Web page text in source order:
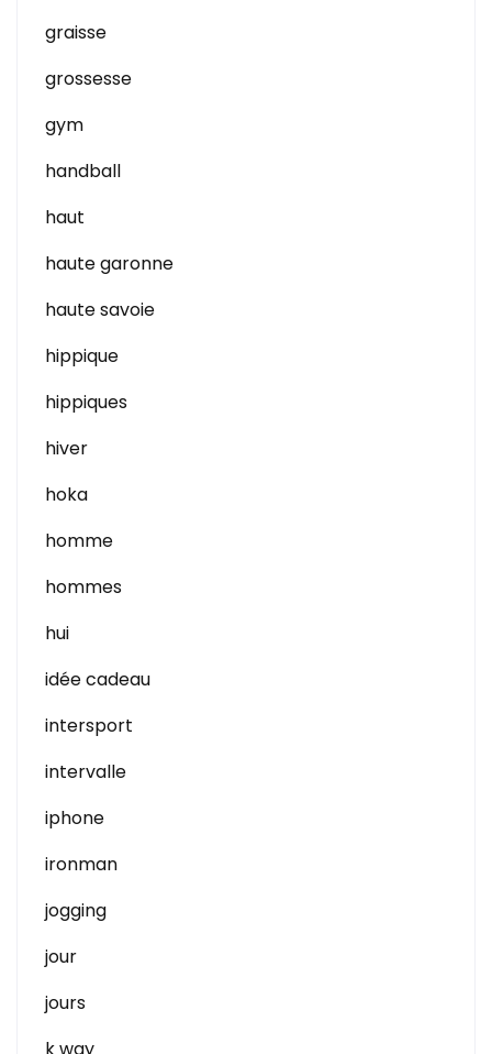
graisse
grossesse
gym
handball
haut
haute garonne
haute savoie
hippique
hippiques
hiver
hoka
homme
hommes
hui
idée cadeau
intersport
intervalle
iphone
ironman
jogging
jour
jours